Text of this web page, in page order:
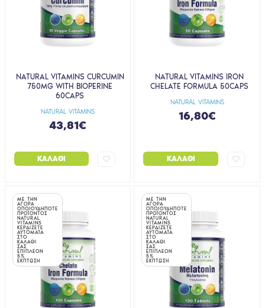
NATURAL VITAMINS
NATURAL VITAMINS CURCUMIN
750MG WITH BIOPERINE
60CAPS
43,81€
ΚΑΛΆΘΙ
NATURAL VITAMINS
NATURAL VITAMINS IRON
CHELATE FORMULA 50CAPS
16,80€
ΚΑΛΆΘΙ
ΜΕ ΤΗΝ
ΑΓΟΡΑ
ΟΠΟΙΟΥΔΗΠΟΤΕ
ΠΡΟΪΟΝΤΟΣ
NATURAL
VITAMINS
ΚΕΡΔΙΖΕΤΕ
ΑΥΤΟΜΑΤΑ
ΣΤΟ
ΚΑΛΑΘΙ
ΣΑΣ
ΕΠΙΠΛΕΟΝ
5%
ΕΚΠΤΩΣΗ
ΜΕ ΤΗΝ
ΑΓΟΡΑ
ΟΠΟΙΟΥΔΗΠΟΤΕ
ΠΡΟΪΟΝΤΟΣ
NATURAL
VITAMINS
ΚΕΡΔΙΖΕΤΕ
ΑΥΤΟΜΑΤΑ
ΣΤΟ
ΚΑΛΑΘΙ
ΣΑΣ
ΕΠΙΠΛΕΟΝ
5%
ΕΚΠΤΩΣΗ